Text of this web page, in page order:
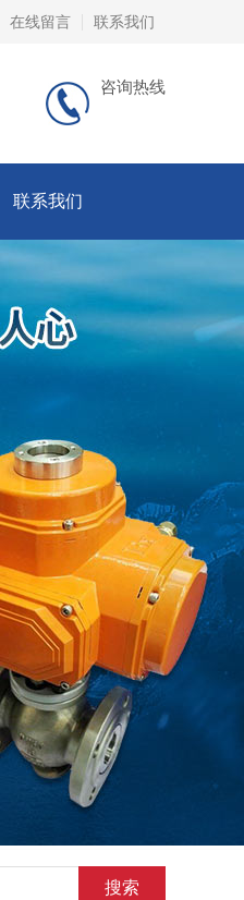
在线留言 联系我们
咨询热线
联系我们